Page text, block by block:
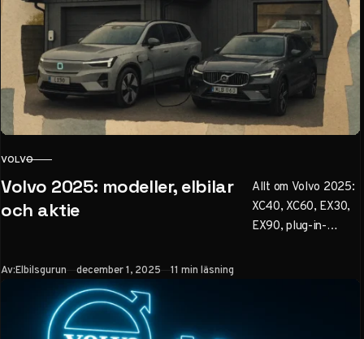
KATEGORI
VOLVO
Volvo 2025: modeller, elbilar
och aktie
Allt om Volvo 2025:
XC40, XC60, EX30,
EX90, plug-in-
Av:Elbilsgurun Publicerad
december 1, 2025 11 min läsning